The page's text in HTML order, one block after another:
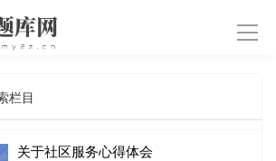
导
栏目
关于社区服务心得体会